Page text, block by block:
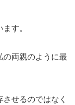
す。
の両親のように最
せるのではなく